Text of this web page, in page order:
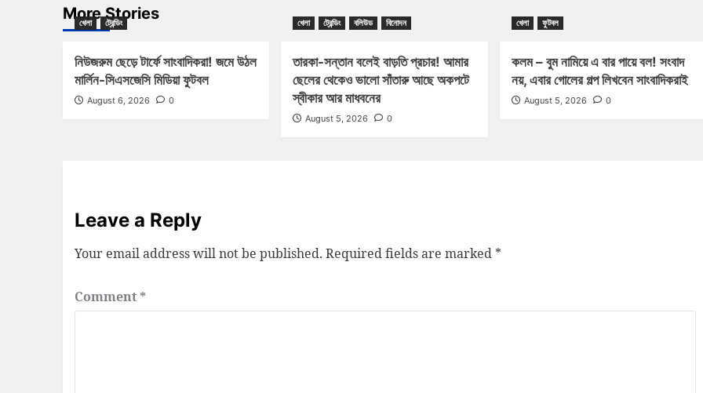
More Stories
খেলা ট্রেন্ডিং
নিউজরুম ছেড়ে টার্ফে সাংবাদিকরা! জমে উঠল
মার্লিন-সিএসজেসি মিডিয়া ফুটবল
August 6, 2026 0
খেলা ট্রেন্ডিং বলিউড বিনোদন
তারকা-সন্তান বলেই বাড়তি প্রচার! আমার
ছেলের থেকেও ভালো সাঁতারু আছে অকপটে
স্বীকার আর মাধবনের
August 5, 2026 0
খেলা ফুটবল
কলম – বুম নামিয়ে এ বার পায়ে বল! সংবাদ
নয়, এবার গোলের গল্প লিখবেন সাংবাদিকরাই
August 5, 2026 0
Leave a Reply
Your email address will not be published. Required fields are marked *
Comment *